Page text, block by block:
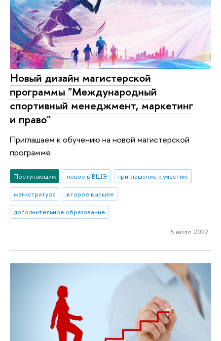
Новый дизайн магистерской
программы "Международный
спортивный менеджмент, маркетинг
и право"
Приглашаем к обучению на новой магистерской
программе
Поступающим новое в ВШЭ
приглашение к участию
магистратура
второе высшее
дополнительное образование
5 июля 2022